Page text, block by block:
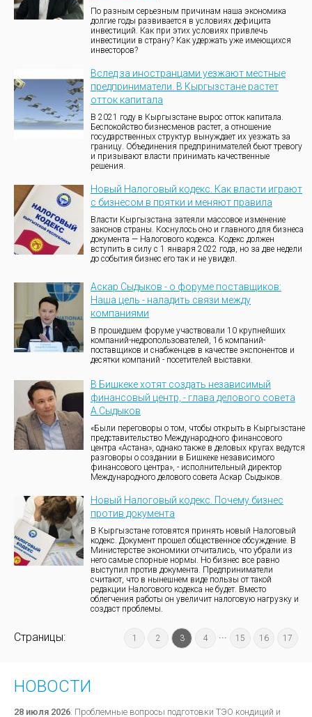
По разным серьезным причинам наша экономика
долгие годы развивается в условиях дефицита
инвестиций. Как при этих условиях привлечь
инвестиции в страну? Как удержать уже имеющихся
инвесторов?
Вслед за иностранцами уезжают местные
предприниматели. В Кыргызстане растет
отток капитала
В 2021 году в Кыргызстане вырос отток капитала.
Беспокойство бизнесменов растет, а отношение
государственных структур вынуждает их уезжать за
границу. Объединения предпринимателей бьют тревогу
и призывают власти принимать качественные
решения.
Новый Налоговый кодекс. Как власти играют
с бизнесом в прятки и меняют правила
Власти Кыргызстана затеяли массовое изменение
законов страны. Коснулось оно и главного для бизнеса
документа — Налогового кодекса. Кодекс должен
вступить в силу с 1 января 2022 года, но за две недели
до события бизнес его так и не увидел.
Аскар Сыдыков - о форуме поставщиков:
Наша цель - наладить связи между
компаниями
В прошедшем форуме участвовали 10 крупнейших
компаний-недропользователей, 16 компаний-
поставщиков и снабженцев в качестве экспонентов и
десятки компаний - посетителей выставки.
В Бишкеке хотят создать независимый
финансовый центр, - глава делового совета
А.Сыдыков
«Были переговоры о том, чтобы открыть в Кыргызстане
представительство Международного финансового
центра «Астана», однако также в деловых кругах ведутся
разговоры о создании в Бишкеке независимого
финансового центра», - исполнительный директор
Международного делового совета Аскар Сыдыков.
Новый Налоговый кодекс. Почему бизнес
против документа
В Кыргызстане готовятся принять новый Налоговый
кодекс. Документ прошел общественное обсуждение. В
Министерстве экономики отчитались, что убрали из
него самые спорные нормы. Но бизнес все равно
выступил против документа. Предприниматели
считают, что в нынешнем виде пользы от такой
редакции Налогового кодекса не будет. Вместо
облегчения работы он увеличит налоговую нагрузку и
создаст проблемы.
Страницы: 1 2 3 4 ... 15 16 17
НОВОСТИ
28 июля 2026: Проблемные вопросы подготовки ТЭО кондиций и